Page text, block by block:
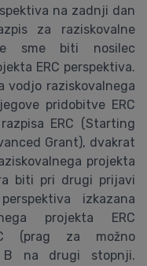
na zadnji dan
za raziskovalne
sme biti nosilec
ERC perspektiva.
vodjo raziskovalnega
pridobitve ERC
ERC (Starting
Grant), dvakrat
projekta
biti pri drugi prijavi
izkazana
projekta ERC
(prag za možno
B na drugi stopnji.